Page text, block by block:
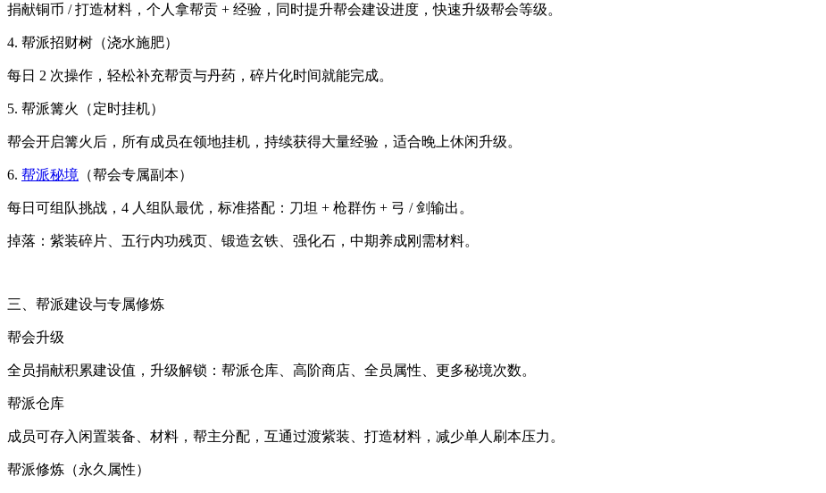
捐献铜币 / 打造材料，个人拿帮贡 + 经验，同时提升帮会建设进度，快速升级帮会等级。
4. 帮派招财树（浇水施肥）
每日 2 次操作，轻松补充帮贡与丹药，碎片化时间就能完成。
5. 帮派篝火（定时挂机）
帮会开启篝火后，所有成员在领地挂机，持续获得大量经验，适合晚上休闲升级。
6. 帮派秘境 （帮会专属副本）
每日可组队挑战，4 人组队最优，标准搭配：刀坦 + 枪群伤 + 弓 / 剑输出。
掉落：紫装碎片、五行内功残页、锻造玄铁、强化石，中期养成刚需材料。
三、帮派建设与专属修炼
帮会升级
全员捐献积累建设值，升级解锁：帮派仓库、高阶商店、全员属性、更多秘境次数。
帮派仓库
成员可存入闲置装备、材料，帮主分配，互通过渡紫装、打造材料，减少单人刷本压力。
帮派修炼（永久属性）